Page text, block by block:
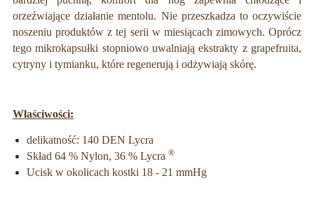
orzeźwiające działanie mentolu. Nie przeszkadza to oczywiście
noszeniu produktów z tej serii w miesiącach zimowych. Oprócz
tego mikrokapsułki stopniowo uwalniają ekstrakty z grapefruita,
cytryny i tymianku, które regenerują i odżywiają skórę.
Właściwości:
delikatność: 140 DEN Lycra
Skład 64 % Nylon, 36 % Lycra ®
Ucisk w okolicach kostki 18 - 21 mmHg